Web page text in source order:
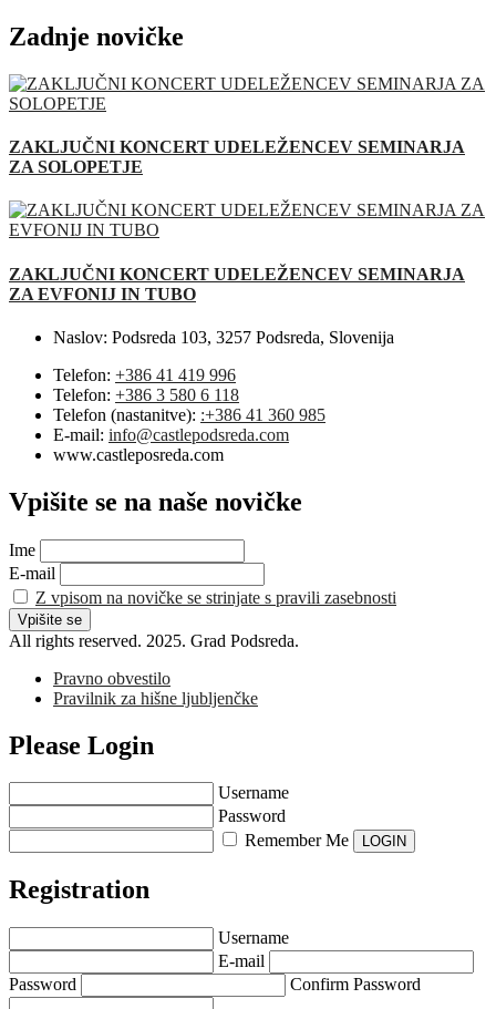
Zadnje novičke
ZAKLJUČNI KONCERT UDELEŽENCEV SEMINARJA
ZA SOLOPETJE
ZAKLJUČNI KONCERT UDELEŽENCEV SEMINARJA
ZA EVFONIJ IN TUBO
Naslov: Podsreda 103, 3257 Podsreda, Slovenija
Telefon: +386 41 419 996
Telefon: +386 3 580 6 118
Telefon (nastanitve): :+386 41 360 985
E-mail: info@castlepodsreda.com
www.castleposreda.com
Vpišite se na naše novičke
Ime
E-mail
Z vpisom na novičke se strinjate s pravili zasebnosti
All rights reserved. 2025. Grad Podsreda.
Pravno obvestilo
Pravilnik za hišne ljubljenčke
Please Login
Username
Password
Remember Me
Registration
Username
E-mail
Password
Confirm Password